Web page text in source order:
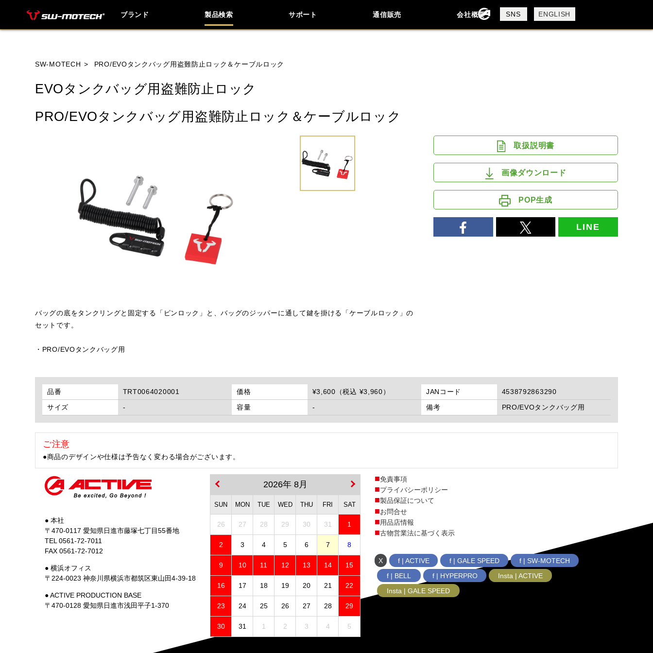
ブランド 製品検索 サポート
お問い合わせ
よくあるご質問
通信販売 会社概要
会社概要
採用情報
SNS ENGLISH
MOTO GUZZI MV AGUSTA ROYAL ENFIELD
SW-MOTECH PRO/EVOタンクバッグ用盗難防止ロック＆ケーブルロック
EVOタンクバッグ用盗難防止ロック
PRO/EVOタンクバッグ用盗難防止ロック＆ケーブルロック
バッグの底をタンクリングと固定する「ピンロック」と、バッグのジッパーに通して鍵を掛ける「ケーブルロック」の
セットです。
・PRO/EVOタンクバッグ用
取扱説明書
画像ダウンロード
POP生成
LINE
品番 TRT0064020001 価格 ¥3,600（税込 ¥3,960） JANコード
4538792863290
サイズ
- 容量 - 備考 PRO/EVOタンクバッグ用
ご注意
●商品のデザインや仕様は予告なく変わる場合がございます。
● 本社
〒470-0117 愛知県日進市藤塚七丁目55番地
TEL 0561-72-7011
FAX 0561-72-7012
● 横浜オフィス
〒224-0023 神奈川県横浜市都筑区東山田4-39-18
● ACTIVE PRODUCTION BASE
〒470-0128 愛知県日進市浅田平子1-370
2026年 8月
SUN MON TUE WED THU FRI SAT
26 27 28 29 30 31 1
2 3 4 5 6 7 8
9 10 11 12 13 14 15
16 17 18 19 20 21 22
23 24 25 26 27 28 29
30 31 1 2 3 4 5
免責事項
プライバシーポリシー
製品保証について
お問合せ
用品店情報
古物営業法に基づく表示
X f | ACTIVE f | GALE SPEED
f | SW-MOTECH
f | BELL
f | HYPERPRO
Insta | ACTIVE
Insta | GALE SPEED